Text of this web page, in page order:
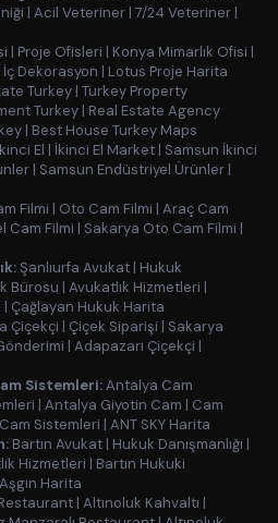
| Acil Veteriner | 7/24 Veteriner |
| Proje Ofisleri | Konya Mimarlık Ofisi |
İç Dekorasyon | Lotus Proje Harita
Turkey | Turkey Property
Turkey | Real Estate Agency
| Best House Turkey Maps
El | İkinci El Market | Samsun İkinci
| Samsun Endüstriyel Ürünler |
Filmi | Oto Cam Filmi | Araç Cam
Cam Filmi | Sakarya Oto Cam Filmi |
Şanlıurfa Avukat | Hukuk
Bürosu | Avukatlık Hizmetleri |
| Çağlayan Hukuk Harita
Çiçekçi | Çiçek Siparişi | Sakarya
| Adapazarı Çiçekçi |
Sistemleri:Antalya Cam
| Antalya Giyotin Cam | Cam
Sistemleri | ANT SKY Harita
Bartın Avukat | Hukuk Danışmanlığı |
Hizmetleri | Bartın Hukuki
Harita
| Altınoluk Kahvaltı |